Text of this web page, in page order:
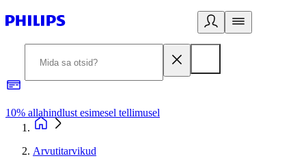
10% allahindlust esimesel tellimusel
Arvutitarvikud